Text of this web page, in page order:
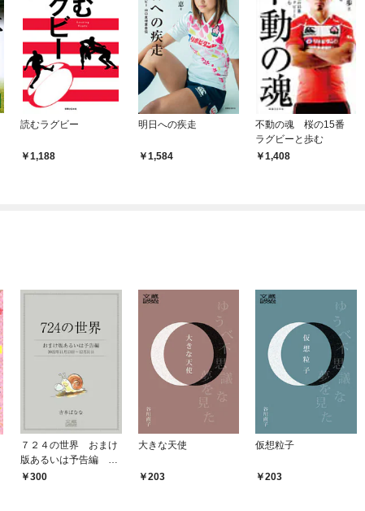
読むラグビー
1,188
明日への疾走
1,584
不動の魂 桜の15番
ラグビーと歩む
1,408
７２４の世界 おまけ
版あるいは予告編 20
22年11月13日～12月3
300
大きな天使
203
仮想粒子
203